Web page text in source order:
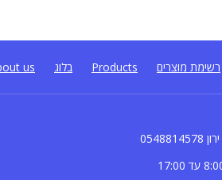
us בלוג Products רשימת מוצרים